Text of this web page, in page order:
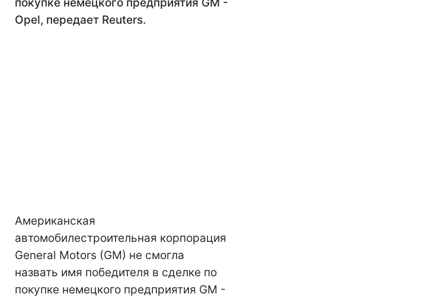
Opel, передает Reuters.
Американская
автомобилестроительная корпорация
General Motors (GM) не смогла
назвать имя победителя в сделке по
покупке немецкого предприятия GM -